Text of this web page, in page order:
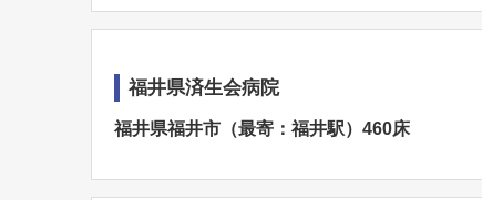
福井県済生会病院
福井県福井市（最寄：福井駅）460床